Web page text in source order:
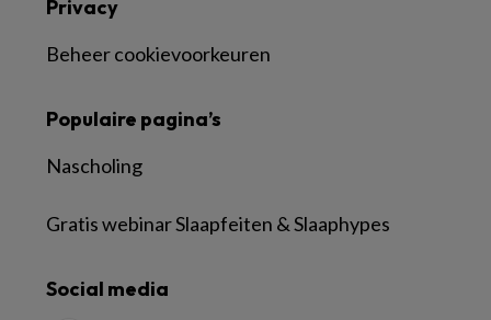
Privacy
Beheer cookievoorkeuren
Populaire pagina’s
Nascholing
Gratis webinar Slaapfeiten & Slaaphypes
Social media